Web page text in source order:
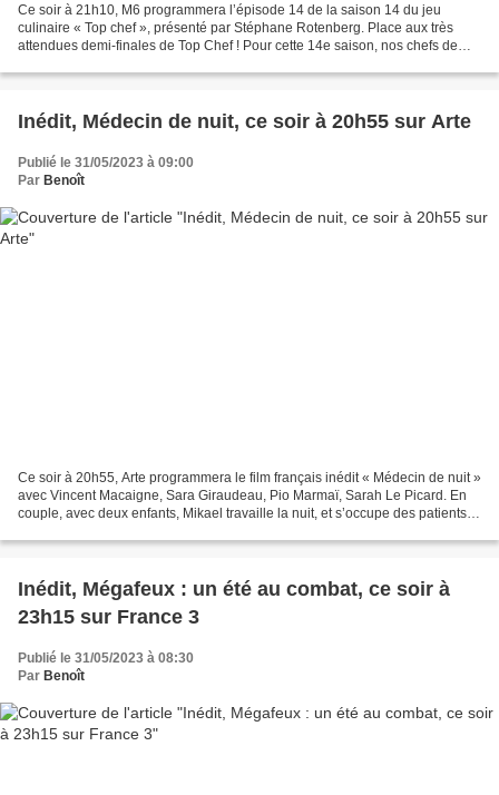
Ce soir à 21h10, M6 programmera l’épisode 14 de la saison 14 du jeu
culinaire « Top chef », présenté par Stéphane Rotenberg. Place aux très
attendues demi-finales de Top Chef ! Pour cette 14e saison, nos chefs de
Inédit, Médecin de nuit, ce soir à 20h55 sur Arte
Publié le 31/05/2023 à 09:00
Par Benoît
Ce soir à 20h55, Arte programmera le film français inédit « Médecin de nuit »
avec Vincent Macaigne, Sara Giraudeau, Pio Marmaï, Sarah Le Picard. En
couple, avec deux enfants, Mikael travaille la nuit, et s’occupe des patients
Inédit, Mégafeux : un été au combat, ce soir à
23h15 sur France 3
Publié le 31/05/2023 à 08:30
Par Benoît